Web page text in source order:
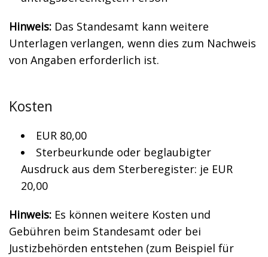
Hinweis: Das Standesamt kann weitere
Unterlagen verlangen, wenn dies zum Nachweis
von Angaben erforderlich ist.
Kosten
EUR 80,00
Sterbeurkunde oder beglaubigter
Ausdruck aus dem Sterberegister: je EUR
20,00
Hinweis: Es können weitere Kosten und
Gebühren beim Standesamt oder bei
Justizbehörden entstehen (zum Beispiel für